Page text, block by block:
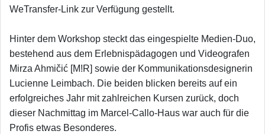
WeTransfer-Link zur Verfügung gestellt.
​Hinter dem Workshop steckt das eingespielte Medien-Duo,
bestehend aus dem Erlebnispädagogen und Videografen
Mirza Ahmičić [M!R] sowie der Kommunikationsdesignerin
Lucienne Leimbach. Die beiden blicken bereits auf ein
erfolgreiches Jahr mit zahlreichen Kursen zurück, doch
dieser Nachmittag im Marcel-Callo-Haus war auch für die
Profis etwas Besonderes.